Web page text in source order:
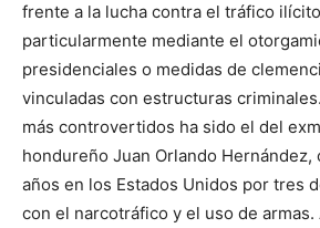
frente a la lucha contra el tráfico
particularmente mediante el
presidenciales o medidas de
vinculadas con estructuras
más controvertidos ha sido el del
hondureño Juan Orlando Hernández,
años en los Estados Unidos por tres
con el narcotráfico y el uso de armas.